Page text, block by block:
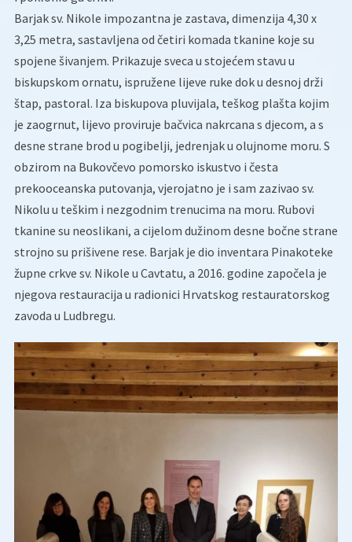
Barjak sv. Nikole impozantna je zastava, dimenzija 4,30 x
3,25 metra, sastavljena od četiri komada tkanine koje su
spojene šivanjem. Prikazuje sveca u stojećem stavu u
biskupskom ornatu, ispružene lijeve ruke dok u desnoj drži
štap, pastoral. Iza biskupova pluvijala, teškog plašta kojim
je zaogrnut, lijevo proviruje bačvica nakrcana s djecom, a s
desne strane brod u pogibelji, jedrenjak u olujnome moru. S
obzirom na Bukovčevo pomorsko iskustvo i česta
prekooceanska putovanja, vjerojatno je i sam zazivao sv.
Nikolu u teškim i nezgodnim trenucima na moru. Rubovi
tkanine su neoslikani, a cijelom dužinom desne bočne strane
strojno su prišivene rese. Barjak je dio inventara Pinakoteke
župne crkve sv. Nikole u Cavtatu, a 2016. godine započela je
njegova restauracija u radionici Hrvatskog restauratorskog
zavoda u Ludbregu.